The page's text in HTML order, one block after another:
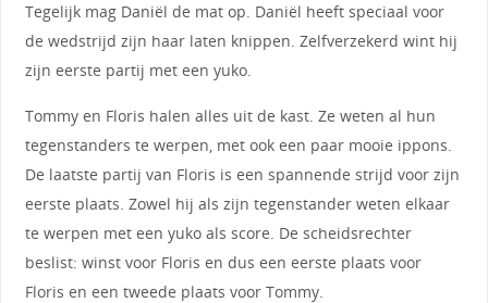
Tegelijk mag Daniël de mat op. Daniël heeft speciaal voor
de wedstrijd zijn haar laten knippen. Zelfverzekerd wint hij
zijn eerste partij met een yuko.
Tommy en Floris halen alles uit de kast. Ze weten al hun
tegenstanders te werpen, met ook een paar mooie ippons.
De laatste partij van Floris is een spannende strijd voor zijn
eerste plaats. Zowel hij als zijn tegenstander weten elkaar
te werpen met een yuko als score. De scheidsrechter
beslist: winst voor Floris en dus een eerste plaats voor
Floris en een tweede plaats voor Tommy.